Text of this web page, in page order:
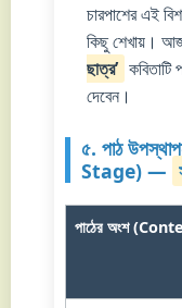
চারপাশের এই
কিছু শেখায়। আজ
ছাত্র’ কবিতাটি
দেবেন।
৫. পাঠ
Stage) —
পাঠের অংশ